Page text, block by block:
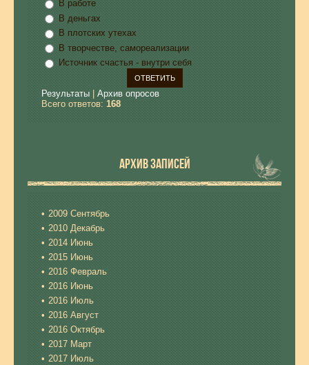
В работе
В деньгах
В плотских утехах
В творчестве, самореализации
Источник счастья - внутри себя
Результаты
Архив опросов
Всего ответов: 168
АРХИВ ЗАПИСЕЙ
2009 Сентябрь
2010 Декабрь
2014 Июнь
2015 Июнь
2016 Февраль
2016 Июнь
2016 Июль
2016 Август
2016 Октябрь
2017 Март
2017 Июль